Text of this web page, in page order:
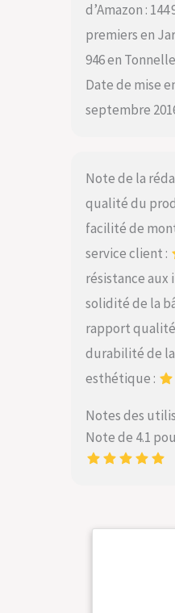
d’Amazon :
premiers en
946 en
Date de mise
septembre
Note de la
qualité du
facilité de
service client :
résistance aux
solidité de la
rapport
durabilité de
esthétique :
Notes des
Note de 4.1